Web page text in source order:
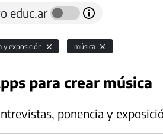
educ.ar
y exposición música
para crear música
ponencia y